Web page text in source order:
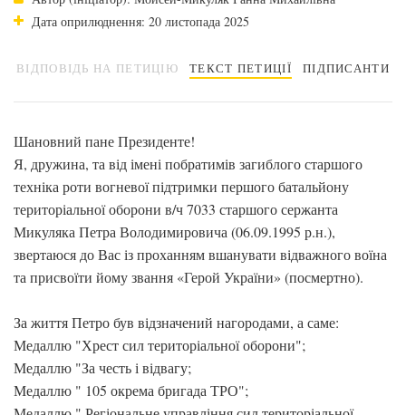
Дата оприлюднення: 20 листопада 2025
ВІДПОВІДЬ НА ПЕТИЦІЮ ТЕКСТ ПЕТИЦІЇ ПІДПИСАНТИ
Шановний пане Президенте!
Я, дружина, та від імені побратимів загиблого старшого
техніка роти вогневої підтримки першого батальйону
територіальної оборони в/ч 7033 старшого сержанта
Микуляка Петра Володимировича (06.09.1995 р.н.),
звертаюся до Вас із проханням вшанувати відважного воїна
та присвоїти йому звання «Герой України» (посмертно).
За життя Петро був відзначений нагородами, а саме:
Медаллю "Хрест сил територіальної оборони";
Медаллю "За честь і відвагу;
Медаллю " 105 окрема бригада ТРО";